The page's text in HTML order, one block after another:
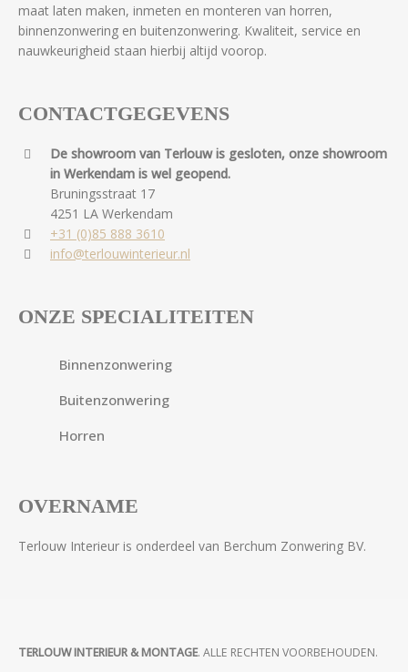
maat laten maken, inmeten en monteren van horren,
binnenzonwering en buitenzonwering. Kwaliteit, service en
nauwkeurigheid staan hierbij altijd voorop.
CONTACTGEGEVENS
De showroom van Terlouw is gesloten, onze showroom
in Werkendam is wel geopend.
Bruningsstraat 17
4251 LA Werkendam
+31 (0)85 888 3610
info@terlouwinterieur.nl
ONZE SPECIALITEITEN
Binnenzonwering
Buitenzonwering
Horren
OVERNAME
Terlouw Interieur is onderdeel van Berchum Zonwering BV.
TERLOUW INTERIEUR & MONTAGE. ALLE RECHTEN VOORBEHOUDEN.